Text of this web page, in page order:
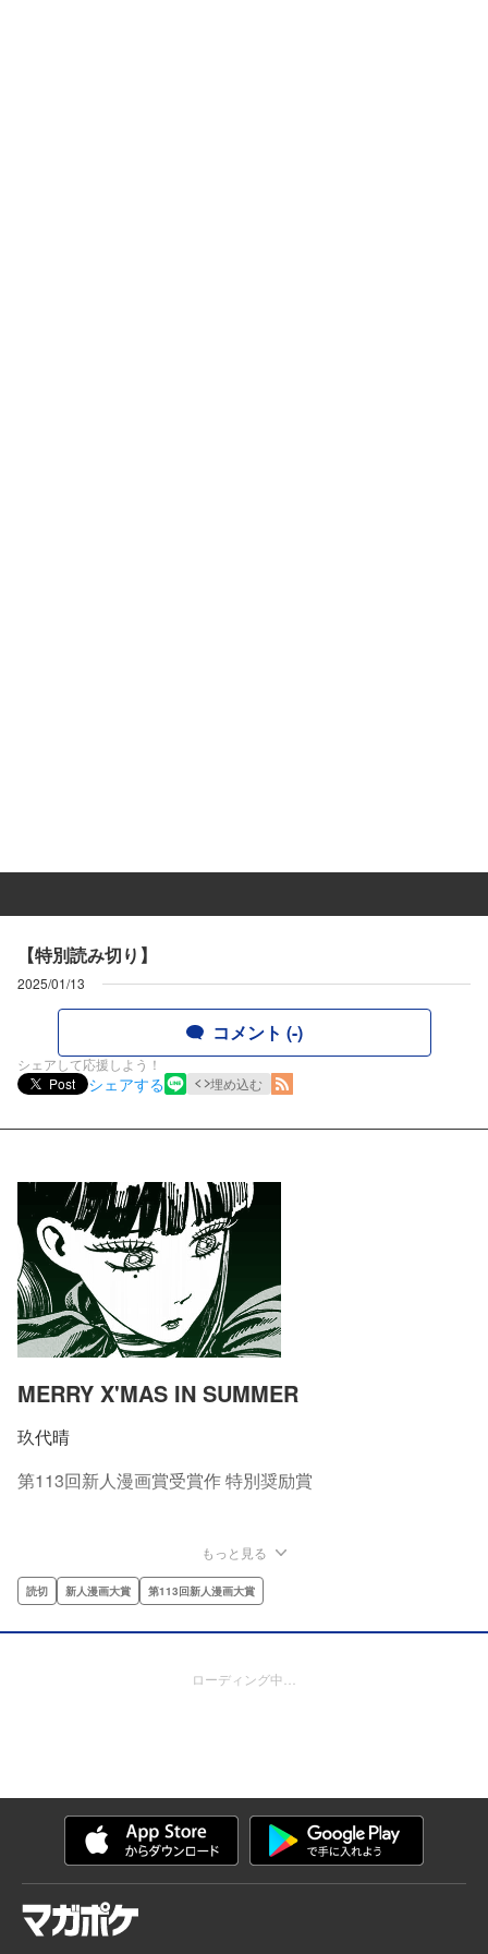
【特別読み切り】
2025/01/13
コメント (-)
シェアして応援しよう！
Post
シェアする 埋め込む
MERRY X'MAS IN SUMMER
玖代晴
第113回新人漫画賞受賞作 特別奨励賞
もっと見る
読切 新人漫画大賞 第113回新人漫画大賞
ローディング中…